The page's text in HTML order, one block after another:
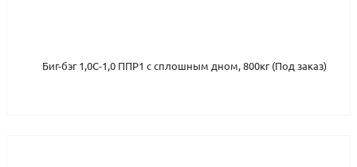
Биг-бэг 1,0С-1,0 ППР1 с сплошным дном, 800кг (Под заказ)